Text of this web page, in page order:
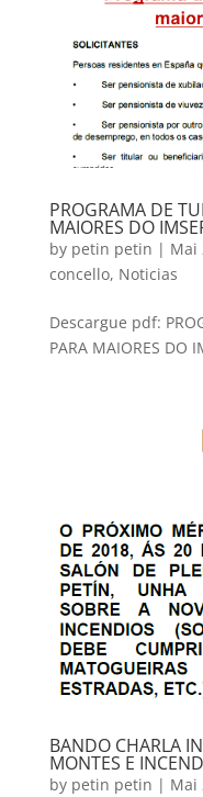
PROGRAMA DE
MAIORES DO
by petin petin | Mai
concello, Noticias
Descargue pdf:
PARA MAIORES DO
BANDO CHARLA
MONTES E
by petin petin | Mai